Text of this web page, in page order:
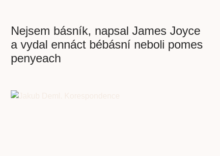
Nejsem básník, napsal James Joyce
a vydal ennáct bébásní neboli pomes
penyeach